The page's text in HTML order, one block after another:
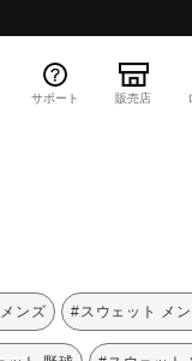
サポート 販売店
ンズ #スウェット メ